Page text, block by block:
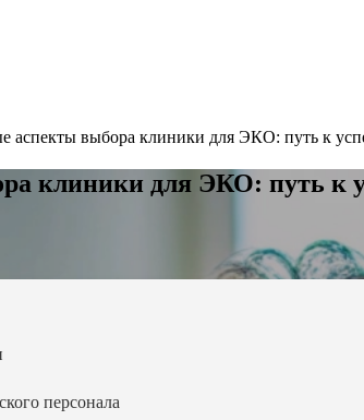
аспекты выбора клиники для ЭКО: путь к
клиники для ЭКО: путь к
персонала